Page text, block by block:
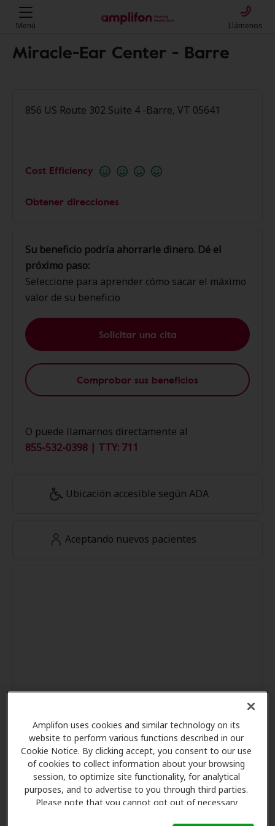
Amplifon uses cookies and similar technology on its
website to perform various functions described in our
Cookie Notice. By clicking accept, you consent to our use
of cookies to collect information about your browsing
session, to optimize site functionality, for analytical
purposes, and to advertise to you through third parties.
Please note that you cannot opt out of necessary
Menú Llámenos
Miracle-Ear Center - Barre
856 US Route 302 Suite 4 -Barre, VT 05641
Cost Efficiency
Obtener direcciones
Su beneficio podría ahorrarle dinero. Dé el
próximo paso:
Seleccione para aprender cómo sacar el máximo
valor de su beneficio
Solicitar una cita
Comprobar sus beneficios
O puede llamarnos directamente al
855-532-0398 | TTY: 711
Ubicación accesible según ADA
Aceptando nuevos pacientes